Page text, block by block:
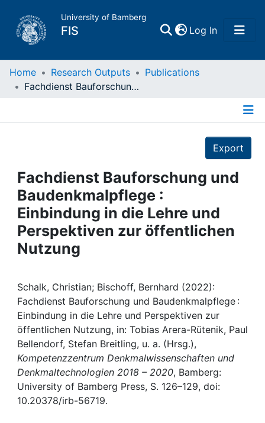
University of Bamberg
FIS Log In(current)
Home
Projects
People
Institutions
My FIS
Help
Home Research Outputs
Publications
Fachdienst Bauforschung und Baudenkmalpflege : Einbindung in die Lehre und Perspektiven zur öffentlichen Nutzung
Export
Fachdienst Bauforschung und
Baudenkmalpflege :
Einbindung in die Lehre und
Perspektiven zur öffentlichen
Nutzung
Schalk, Christian; Bischoff, Bernhard (2022):
Fachdienst Bauforschung und Baudenkmalpflege :
Einbindung in die Lehre und Perspektiven zur
öffentlichen Nutzung, in: Tobias Arera-Rütenik, Paul
Bellendorf, Stefan Breitling, u. a. (Hrsg.),
Kompetenzzentrum Denkmalwissenschaften und
Denkmaltechnologien 2018 – 2020, Bamberg:
University of Bamberg Press, S. 126–129, doi:
10.20378/irb-56719.